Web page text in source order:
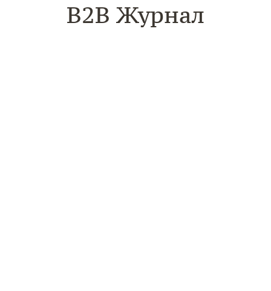
B2B Журнал